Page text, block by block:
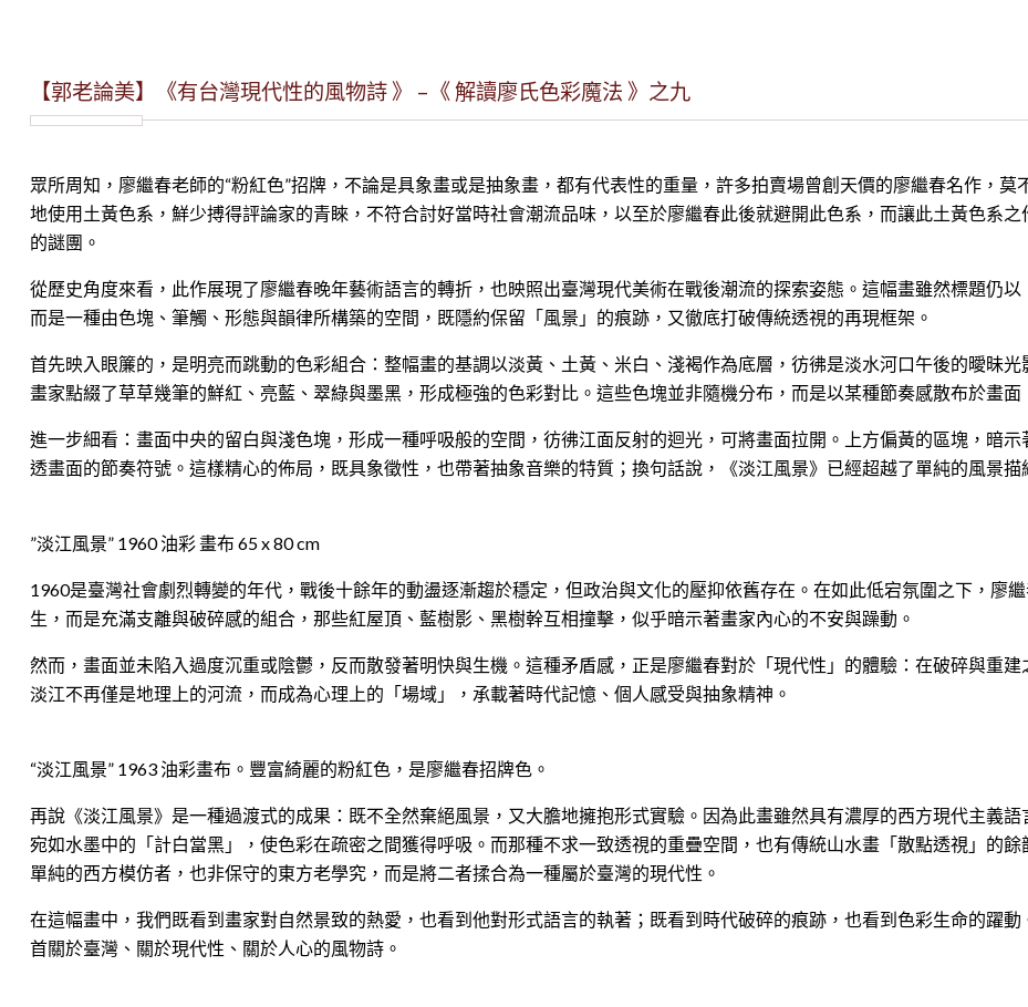
【郭老論美】《有台灣現代性的風物詩 》 –《 解讀廖氏色彩魔法 》之九
眾所周知，廖繼春老師的“粉紅色”招牌，不論是具象畫或是抽象畫，都有代表性的重量，許多拍賣場曾創天價的廖繼春名作，
地使用土黃色系，鮮少搏得評論家的青睞，不符合討好當時社會潮流品味，以至於廖繼春此後就避開此色系，而讓此土黃色系
的謎團。
從歷史角度來看，此作展現了廖繼春晚年藝術語言的轉折，也映照出臺灣現代美術在戰後潮流的探索姿態。這幅畫雖然標題仍
而是一種由色塊、筆觸、形態與韻律所構築的空間，既隱約保留「風景」的痕跡，又徹底打破傳統透視的再現框架。
首先映入眼簾的，是明亮而跳動的色彩組合：整幅畫的基調以淡黃、土黃、米白、淺褐作為底層，彷彿是淡水河口午後的曖昧
畫家點綴了草草幾筆的鮮紅、亮藍、翠綠與墨黑，形成極強的色彩對比。這些色塊並非隨機分布，而是以某種節奏感散布於畫面
進一步細看：畫面中央的留白與淺色塊，形成一種呼吸般的空間，彷彿江面反射的迴光，可將畫面拉開。上方偏黃的區塊，暗
透畫面的節奏符號。這樣精心的佈局，既具象徵性，也帶著抽象音樂的特質；換句話說，《淡江風景》已經超越了單純的風景
”淡江風景” 1960 油彩 畫布 65 x 80 cm
1960是臺灣社會劇烈轉變的年代，戰後十餘年的動盪逐漸趨於穩定，但政治與文化的壓抑依舊存在。在如此低宕氛圍之下，廖
生，而是充滿支離與破碎感的組合，那些紅屋頂、藍樹影、黑樹幹互相撞擊，似乎暗示著畫家內心的不安與躁動。
然而，畫面並未陷入過度沉重或陰鬱，反而散發著明快與生機。這種矛盾感，正是廖繼春對於「現代性」的體驗：在破碎與重
淡江不再僅是地理上的河流，而成為心理上的「場域」，承載著時代記憶、個人感受與抽象精神。
“淡江風景” 1963 油彩畫布。豐富綺麗的粉紅色，是廖繼春招牌色。
再說《淡江風景》是一種過渡式的成果：既不全然棄絕風景，又大膽地擁抱形式實驗。因為此畫雖然具有濃厚的西方現代主義
宛如水墨中的「計白當黑」，使色彩在疏密之間獲得呼吸。而那種不求一致透視的重疊空間，也有傳統山水畫「散點透視」的
單純的西方模仿者，也非保守的東方老學究，而是將二者揉合為一種屬於臺灣的現代性。
在這幅畫中，我們既看到畫家對自然景致的熱愛，也看到他對形式語言的執著；既看到時代破碎的痕跡，也看到色彩生命的躍
首關於臺灣、關於現代性、關於人心的風物詩。